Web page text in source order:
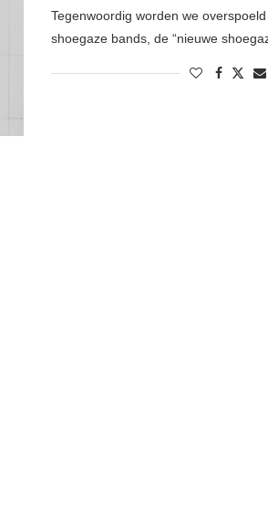
Tegenwoordig worden we
shoegaze bands, de “nieuwe